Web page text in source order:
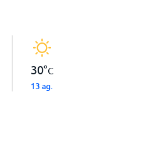
30°C
13 ag.